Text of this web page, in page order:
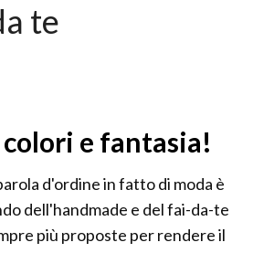
te
e fantasia!
d'ordine in fatto di moda è
dell'handmade e del fai-da-te
più proposte per rendere il